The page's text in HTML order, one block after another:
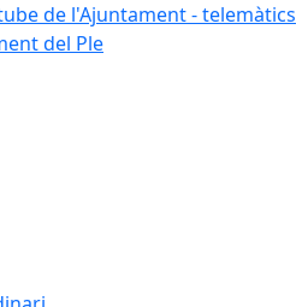
de l'Ajuntament - telemàtics
del Ple